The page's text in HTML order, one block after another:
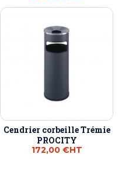
Cendrier corbeille Trémie
PROCITY
172,00 €HT